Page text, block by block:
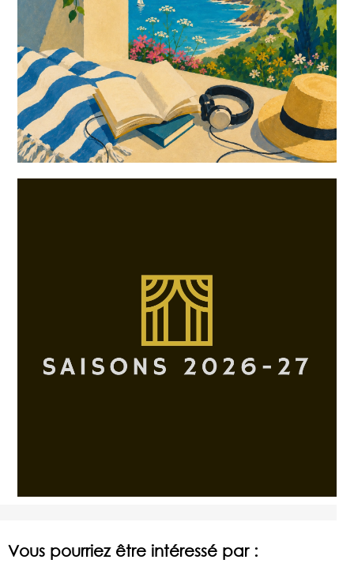
Vous pourriez être intéressé par :